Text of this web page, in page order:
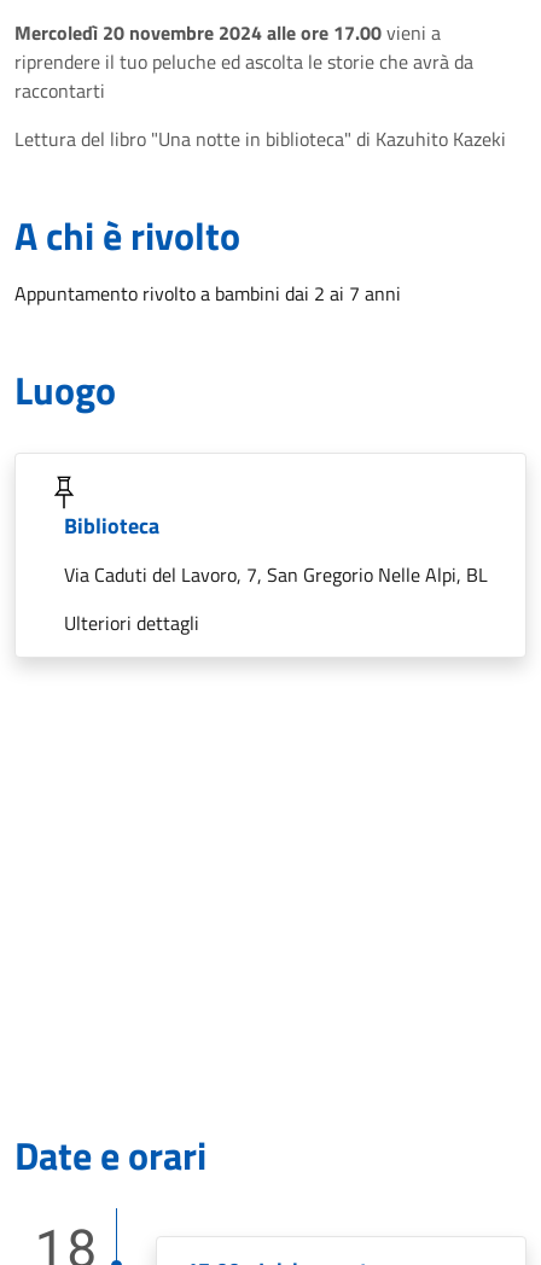
Mercoledì 20 novembre 2024 alle ore 17.00vieni a
riprendere il tuo peluche ed ascolta le storie che avrà da
raccontarti
Lettura del libro "Una notte in biblioteca" di Kazuhito Kazeki
A chi è rivolto
Appuntamento rivolto a bambini dai 2 ai 7 anni
Luogo
Biblioteca
Via Caduti del Lavoro, 7, San Gregorio Nelle Alpi, BL
Ulteriori dettagli
Date e orari
18